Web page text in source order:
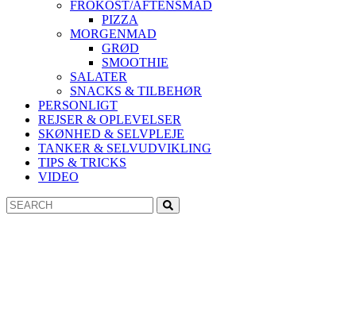
FROKOST/AFTENSMAD
PIZZA
MORGENMAD
GRØD
SMOOTHIE
SALATER
SNACKS & TILBEHØR
PERSONLIGT
REJSER & OPLEVELSER
SKØNHED & SELVPLEJE
TANKER & SELVUDVIKLING
TIPS & TRICKS
VIDEO
Search
for: